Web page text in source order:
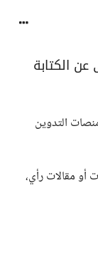
الكتابة
التدوين
أو مقالات رأي،